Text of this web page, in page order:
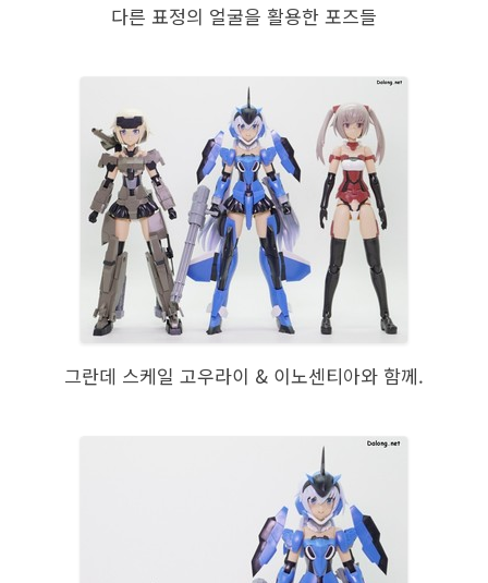
다른 표정의 얼굴을 활용한 포즈들
그란데 스케일 고우라이 & 이노센티아와 함께.